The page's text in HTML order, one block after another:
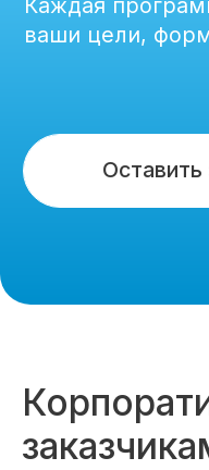
Корпоративным
заказчикам